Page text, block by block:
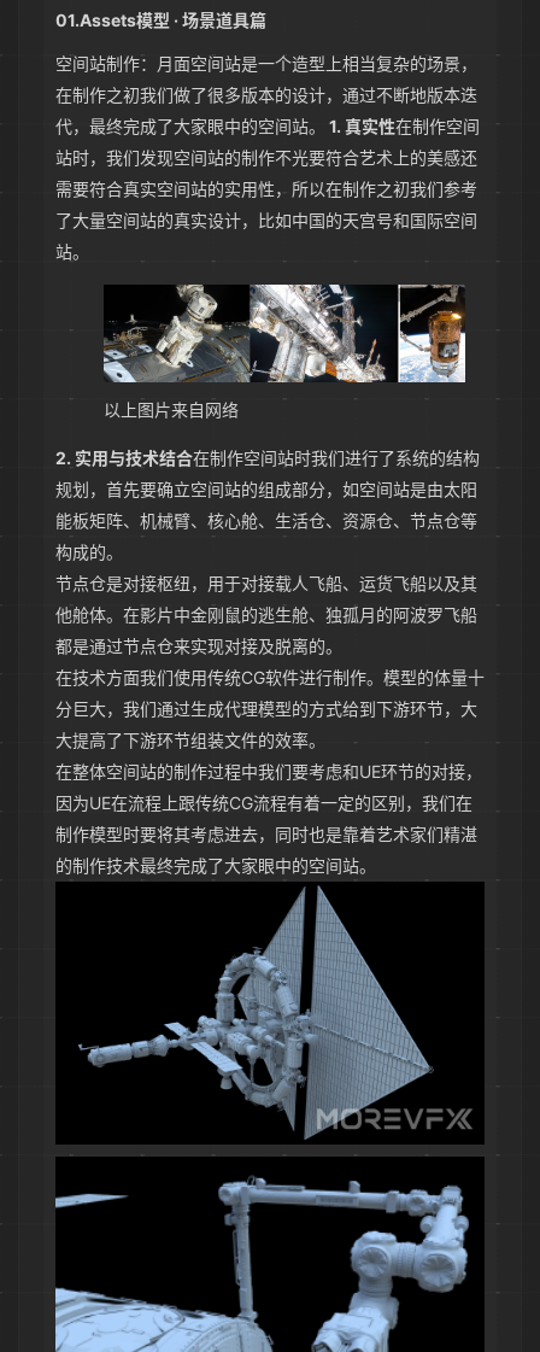
01.Assets模型 · 场景道具篇
空间站制作：月面空间站是一个造型上相当复杂的场景，
在制作之初我们做了很多版本的设计，通过不断地版本迭
代，最终完成了大家眼中的空间站。
1. 真实性在制作空间
站时，我们发现空间站的制作不光要符合艺术上的美感还
需要符合真实空间站的实用性，所以在制作之初我们参考
了大量空间站的真实设计，比如中国的天宫号和国际空间
站。
以上图片来自网络
2. 实用与技术结合在制作空间站时我们进行了系统的结构
规划，首先要确立空间站的组成部分，如空间站是由太阳
能板矩阵、机械臂、核心舱、生活仓、资源仓、节点仓等
构成的。
节点仓是对接枢纽，用于对接载人飞船、运货飞船以及其
他舱体。在影片中金刚鼠的逃生舱、独孤月的阿波罗飞船
都是通过节点仓来实现对接及脱离的。
在技术方面我们使用传统CG软件进行制作。模型的体量十
分巨大，我们通过生成代理模型的方式给到下游环节，大
大提高了下游环节组装文件的效率。
在整体空间站的制作过程中我们要考虑和UE环节的对接，
因为UE在流程上跟传统CG流程有着一定的区别，我们在
制作模型时要将其考虑进去，同时也是靠着艺术家们精湛
的制作技术最终完成了大家眼中的空间站。